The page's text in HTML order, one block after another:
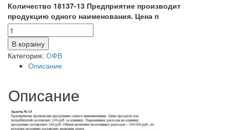
Количество 18137-13 Предприятие производит
продукцию одного наименования. Цена п
В корзину
Категория: ОФВ
Описание
Описание